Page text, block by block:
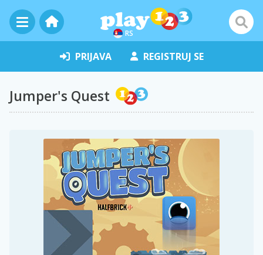
RS
PRIJAVA REGISTRUJ SE
Jumper's Quest